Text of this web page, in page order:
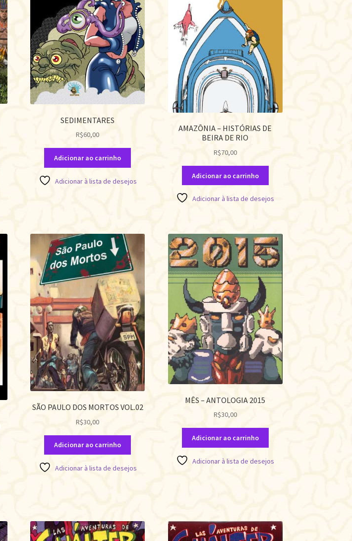
SEDIMENTARES
R$60,00
Adicionar ao carrinho
Adicionar à lista de desejos
AMAZÔNIA – HISTÓRIAS DE
BEIRA DE RIO
R$70,00
Adicionar ao carrinho
Adicionar à lista de desejos
SÃO PAULO DOS MORTOS VOL.02
R$30,00
Adicionar ao carrinho
Adicionar à lista de desejos
MÊS – ANTOLOGIA 2015
R$30,00
Adicionar ao carrinho
Adicionar à lista de desejos